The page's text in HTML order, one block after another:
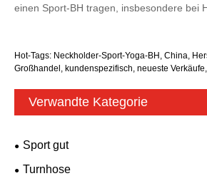
einen Sport-BH tragen, insbesondere bei
Hot-Tags: Neckholder-Sport-Yoga-BH, China,
Großhandel, kundenspezifisch, neueste
Verwandte Kategorie
Sport gut
Turnhose